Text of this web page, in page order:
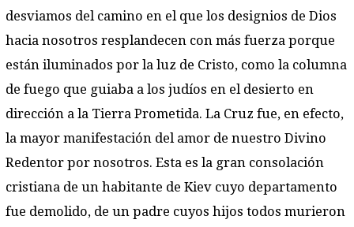
desviamos del camino en el que los designios de Dios
hacia nosotros resplandecen con más fuerza porque
están iluminados por la luz de Cristo, como la columna
de fuego que guiaba a los judíos en el desierto en
dirección a la Tierra Prometida. La Cruz fue, en efecto,
la mayor manifestación del amor de nuestro Divino
Redentor por nosotros. Esta es la gran consolación
cristiana de un habitante de Kiev cuyo departamento
fue demolido, de un padre cuyos hijos todos murieron